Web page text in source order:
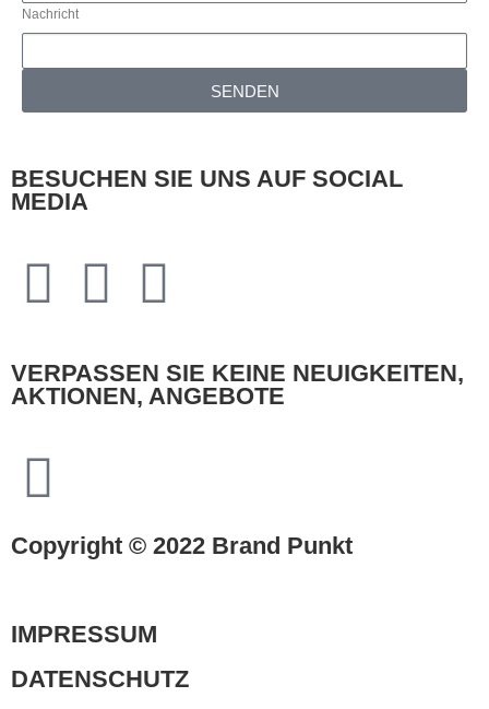
Nachricht
SENDEN
BESUCHEN SIE UNS AUF SOCIAL
MEDIA
VERPASSEN SIE KEINE NEUIGKEITEN,
AKTIONEN, ANGEBOTE
Copyright © 2022 Brand Punkt
IMPRESSUM
DATENSCHUTZ